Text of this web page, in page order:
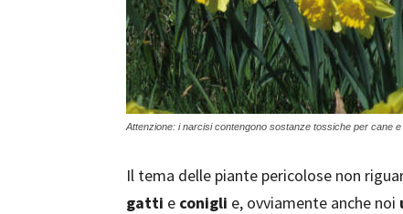
Attenzione: i narcisi contengono sostanze tossiche per cane e
Il tema delle piante pericolose non
gatti e conigli e, ovviamente anche noi